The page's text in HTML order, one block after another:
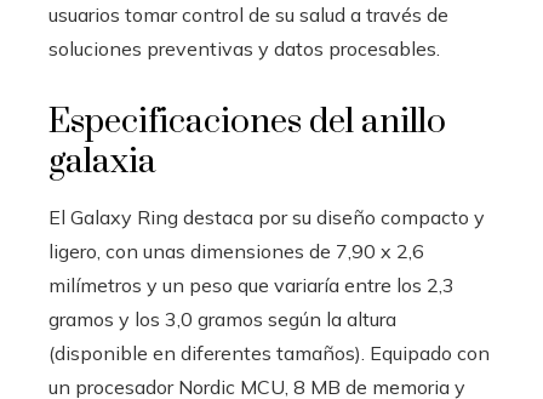
usuarios tomar control de su salud a través de
soluciones preventivas y datos procesables.
Especificaciones del anillo
galaxia
El Galaxy Ring destaca por su diseño compacto y
ligero, con unas dimensiones de 7,90 x 2,6
milímetros y un peso que variaría entre los 2,3
gramos y los 3,0 gramos según la altura
(disponible en diferentes tamaños). Equipado con
un procesador Nordic MCU, 8 MB de memoria y